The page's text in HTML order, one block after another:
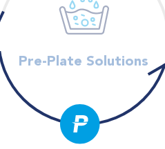
Pre-Plate Solutions